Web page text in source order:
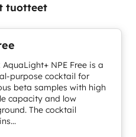
tuotteet
AquaLight+ NPE Free is a
purpose cocktail for
beta samples with high
capacity and low
The cocktail